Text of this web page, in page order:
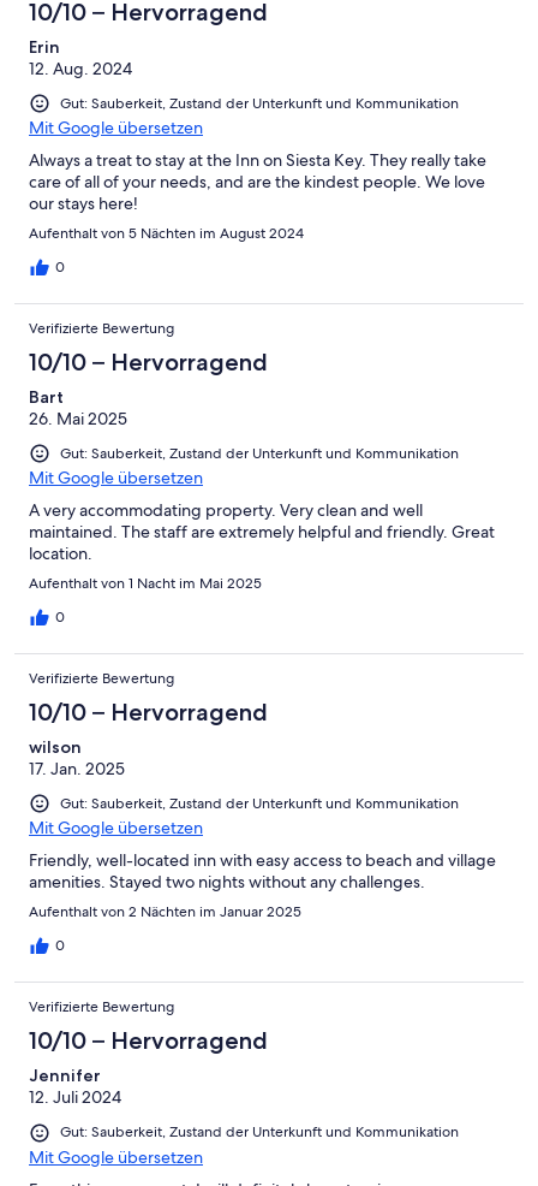
10/10 – Hervorragend
Erin
12. Aug. 2024
Gut: Sauberkeit, Zustand der Unterkunft und Kommunikation
Mit Google übersetzen
Always a treat to stay at the Inn on Siesta Key. They really take
care of all of your needs, and are the kindest people. We love
our stays here!
Aufenthalt von 5 Nächten im August 2024
0
Verifizierte Bewertung
10/10 – Hervorragend
Bart
26. Mai 2025
Gut: Sauberkeit, Zustand der Unterkunft und Kommunikation
Mit Google übersetzen
A very accommodating property. Very clean and well
maintained. The staff are extremely helpful and friendly. Great
location.
Aufenthalt von 1 Nacht im Mai 2025
0
Verifizierte Bewertung
10/10 – Hervorragend
wilson
17. Jan. 2025
Gut: Sauberkeit, Zustand der Unterkunft und Kommunikation
Mit Google übersetzen
Friendly, well-located inn with easy access to beach and village
amenities. Stayed two nights without any challenges.
Aufenthalt von 2 Nächten im Januar 2025
0
Verifizierte Bewertung
10/10 – Hervorragend
Jennifer
12. Juli 2024
Gut: Sauberkeit, Zustand der Unterkunft und Kommunikation
Mit Google übersetzen